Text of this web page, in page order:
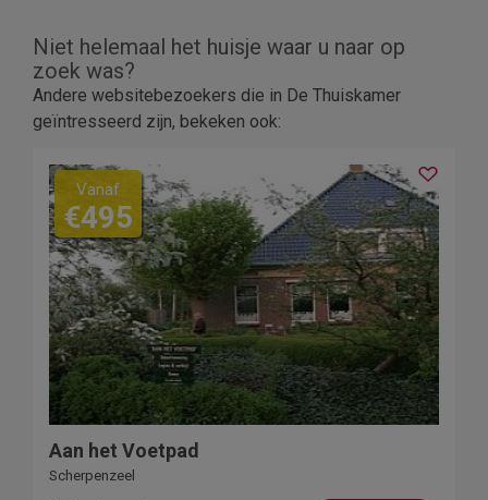
Niet helemaal het huisje waar u naar op
zoek was?
Andere websitebezoekers die in De Thuiskamer
geïntresseerd zijn, bekeken ook:
Vanaf
€495
Aan het Voetpad
Scherpenzeel